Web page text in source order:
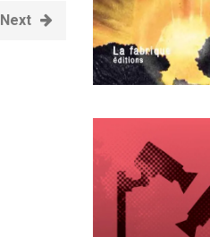
Next